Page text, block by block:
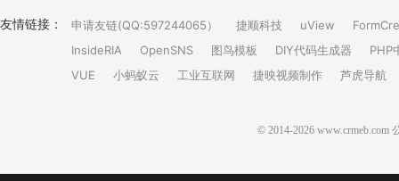
友情链接： 申请友链(QQ:597244065） 捷顺科技 uView
InsideRIA
OpenSNS 图鸟模板 DIY代码生成器
PHP
VUE
小蚂蚁云 工业互联网 捷映视频制作 芦虎导航
© 2014-2026